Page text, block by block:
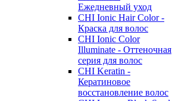
Ежедневный уход
CHI Ionic Hair Color -
Краска для волос
CHI Ionic Color
Illuminate - Оттеночная
серия для волос
CHI Keratin -
Кератиновое
восстановление волос